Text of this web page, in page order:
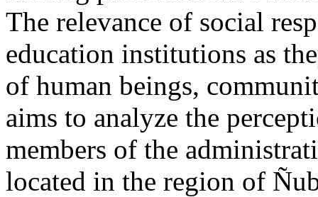
The relevance of social
education institutions as
of human beings,
aims to analyze the
members of the
located in the region of